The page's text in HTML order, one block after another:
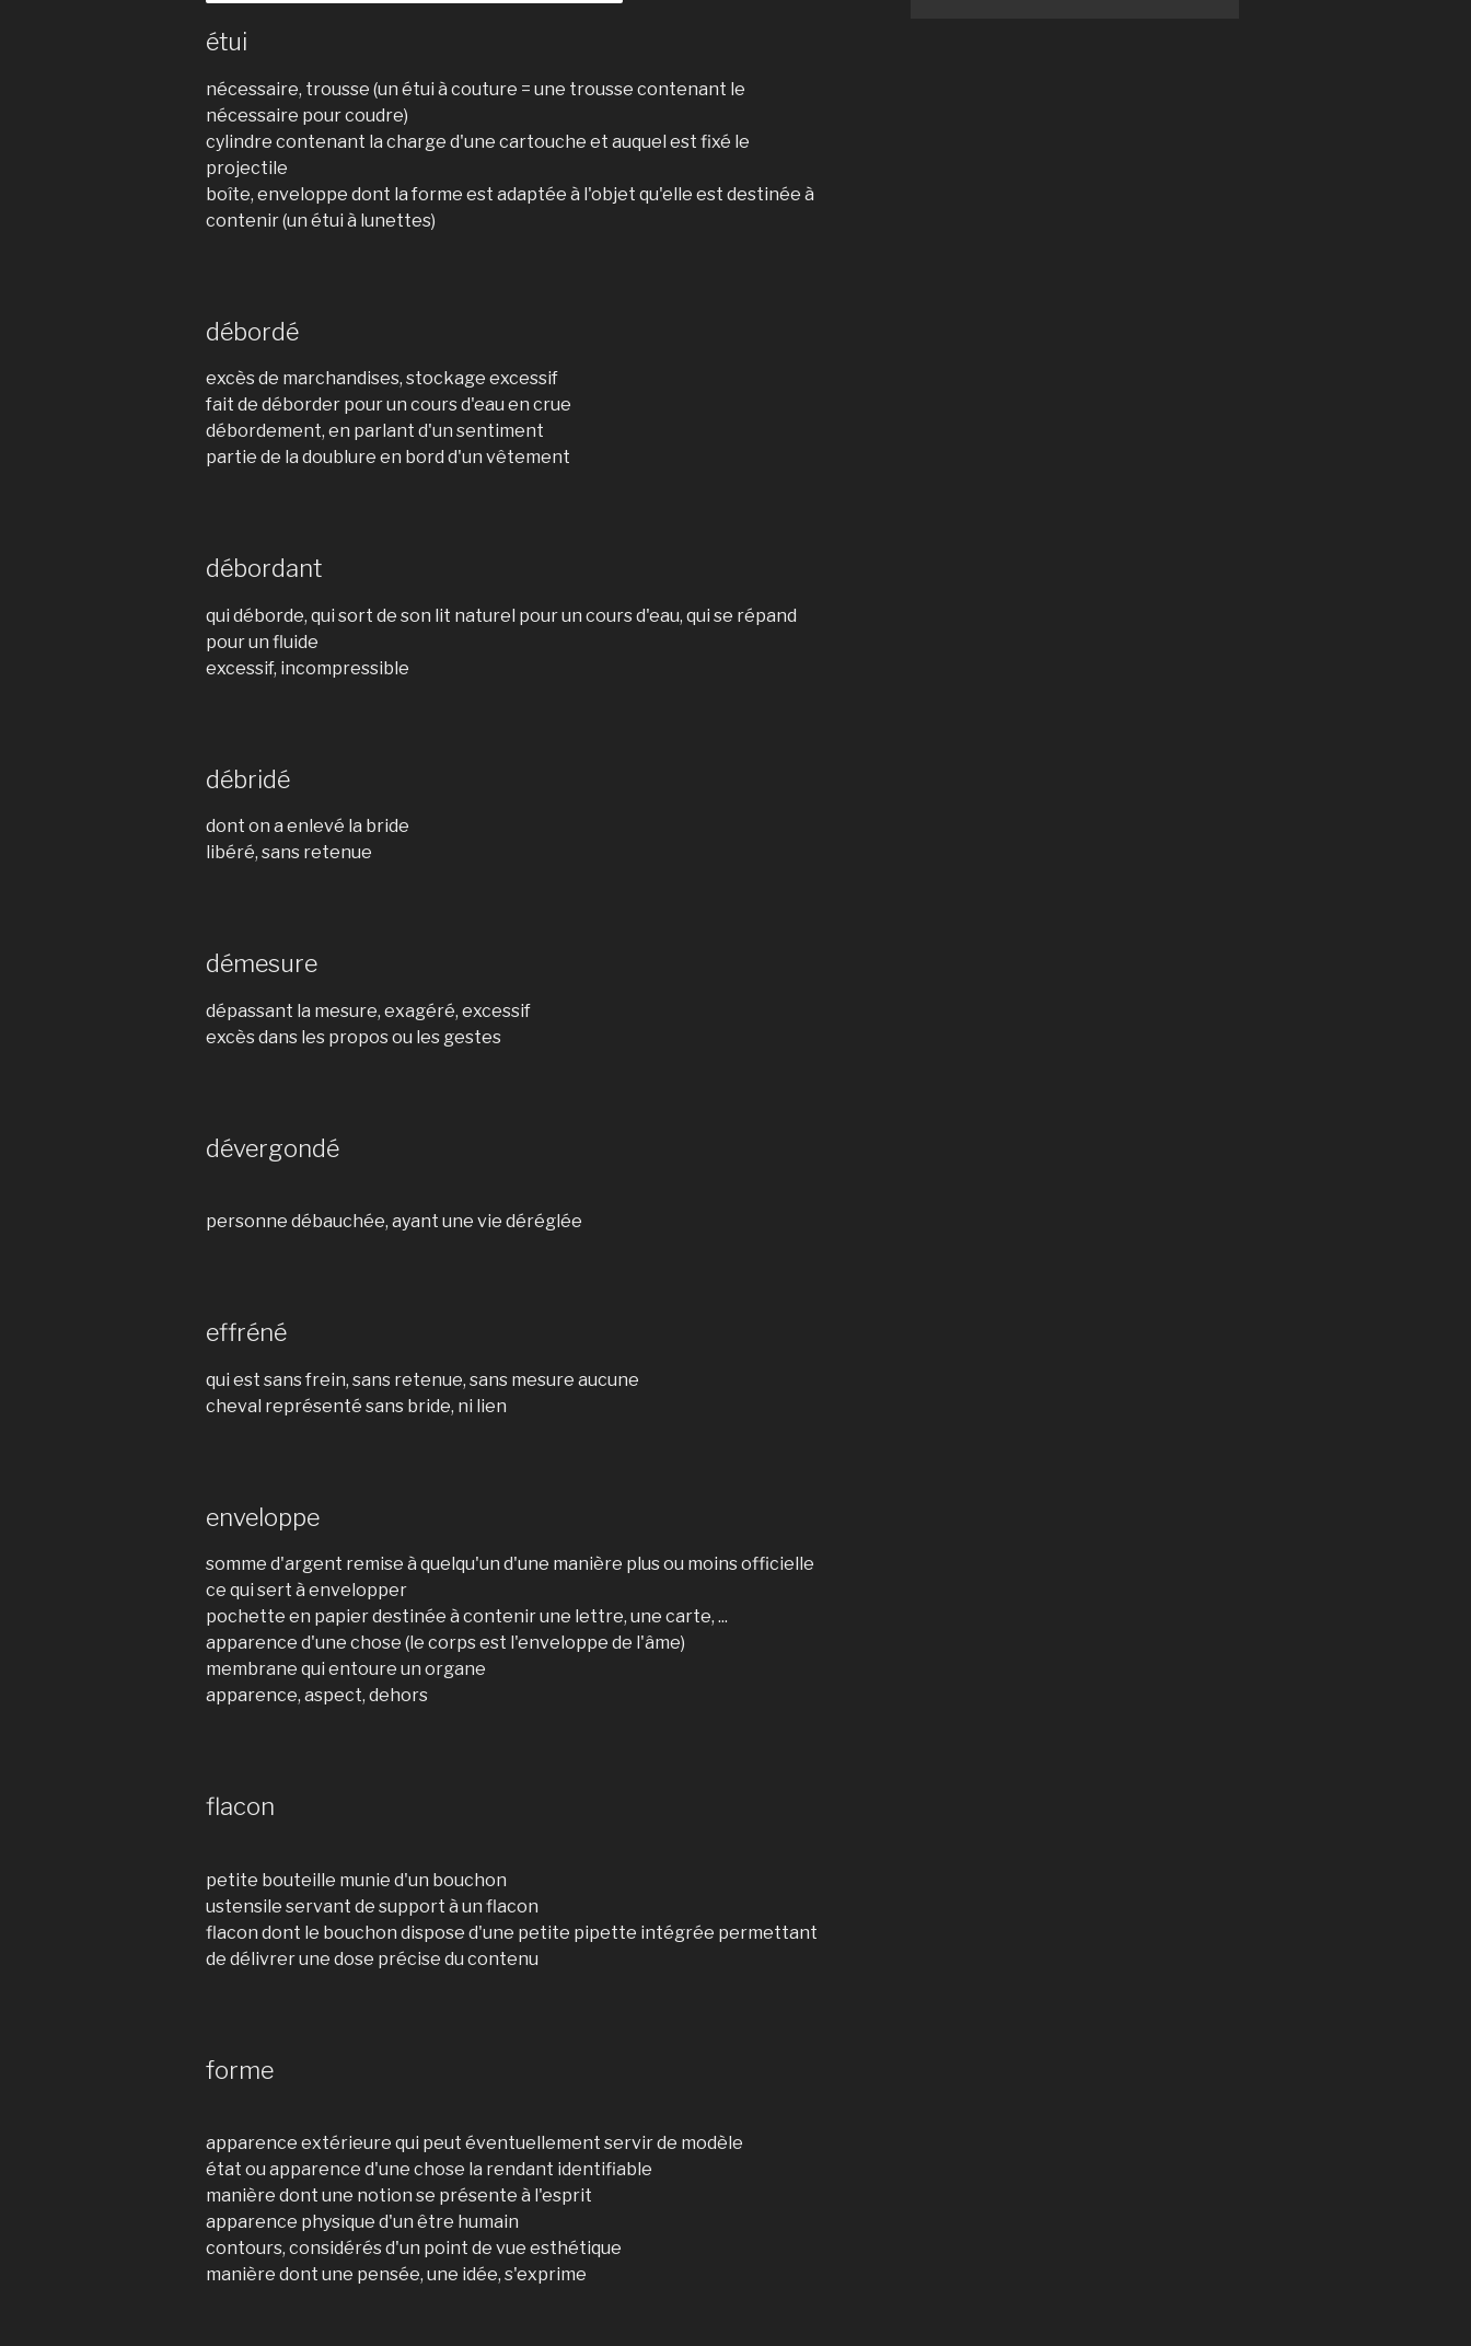
étui
nécessaire, trousse (un étui à couture = une trousse contenant le
nécessaire pour coudre)
cylindre contenant la charge d'une cartouche et auquel est fixé le
projectile
boîte, enveloppe dont la forme est adaptée à l'objet qu'elle est destinée à
contenir (un étui à lunettes)
débordé
excès de marchandises, stockage excessif
fait de déborder pour un cours d'eau en crue
débordement, en parlant d'un sentiment
partie de la doublure en bord d'un vêtement
débordant
qui déborde, qui sort de son lit naturel pour un cours d'eau, qui se répand
pour un fluide
excessif, incompressible
débridé
dont on a enlevé la bride
libéré, sans retenue
démesure
dépassant la mesure, exagéré, excessif
excès dans les propos ou les gestes
dévergondé
personne débauchée, ayant une vie déréglée
effréné
qui est sans frein, sans retenue, sans mesure aucune
cheval représenté sans bride, ni lien
enveloppe
somme d'argent remise à quelqu'un d'une manière plus ou moins officielle
ce qui sert à envelopper
pochette en papier destinée à contenir une lettre, une carte, ...
apparence d'une chose (le corps est l'enveloppe de l'âme)
membrane qui entoure un organe
apparence, aspect, dehors
flacon
petite bouteille munie d'un bouchon
ustensile servant de support à un flacon
flacon dont le bouchon dispose d'une petite pipette intégrée permettant
de délivrer une dose précise du contenu
forme
apparence extérieure qui peut éventuellement servir de modèle
état ou apparence d'une chose la rendant identifiable
manière dont une notion se présente à l'esprit
apparence physique d'un être humain
contours, considérés d'un point de vue esthétique
manière dont une pensée, une idée, s'exprime